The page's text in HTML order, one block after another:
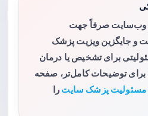
وب‌سایت صرفاً جهت
و جایگزین ویزیت پزشک
برای تشخیص یا درمان
برای توضیحات کامل‌تر، صفحه
پزشک سایت را